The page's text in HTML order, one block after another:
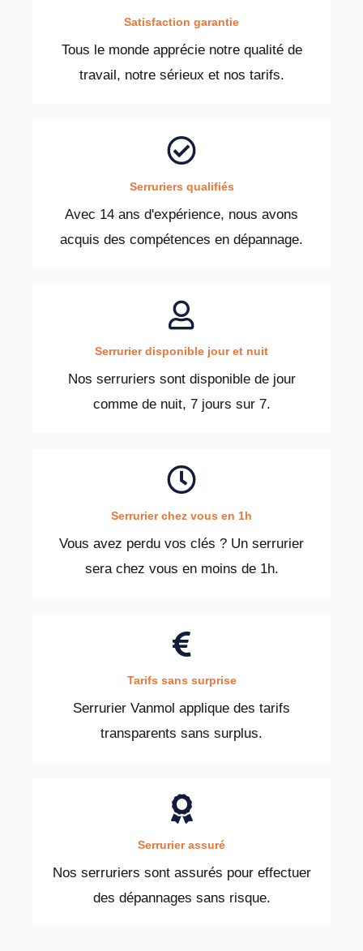
Satisfaction garantie
Tous le monde apprécie notre qualité de
travail, notre sérieux et nos tarifs.
Serruriers qualifiés
Avec 14 ans d'expérience, nous avons
acquis des compétences en dépannage.
Serrurier disponible jour et nuit
Nos serruriers sont disponible de jour
comme de nuit, 7 jours sur 7.
Serrurier chez vous en 1h
Vous avez perdu vos clés ? Un serrurier
sera chez vous en moins de 1h.
Tarifs sans surprise
Serrurier Vanmol applique des tarifs
transparents sans surplus.
Serrurier assuré
Nos serruriers sont assurés pour effectuer
des dépannages sans risque.